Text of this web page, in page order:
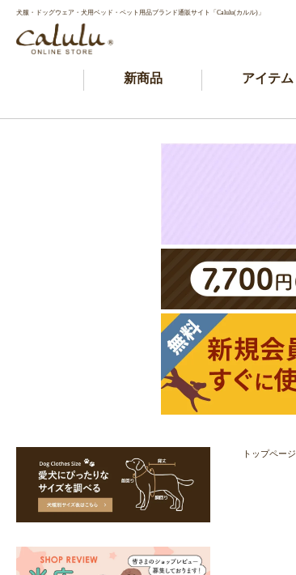
犬服・ドッグウェア・犬用ベッド・ペット用品ブランド通販サイト「Calulu(カルル)」
新商品 アイテム
トップページ